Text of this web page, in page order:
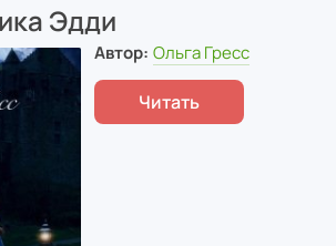
Эдди
Автор: Ольга Гресс
Читать